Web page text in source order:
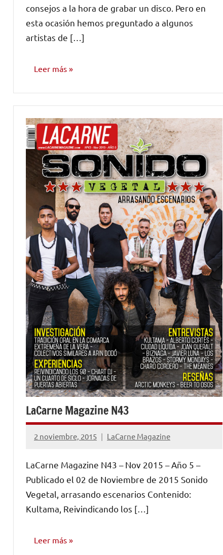
consejos a la hora de grabar un disco. Pero en
esta ocasión hemos preguntado a algunos
artistas de […]
Leer más
MÚSICOS
LaCarne Magazine N43
2 noviembre, 2015 LaCarne Magazine
No
comentarios
LaCarne Magazine N43 – Nov 2015 – Año 5 –
Publicado el 02 de Noviembre de 2015 Sonido
Vegetal, arrasando escenarios Contenido:
Kultama, Reivindicando los […]
Leer más